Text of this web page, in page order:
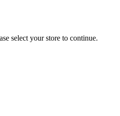
select your store to continue.